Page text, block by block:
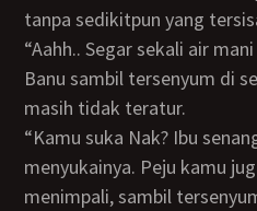
tanpa sedikitpun yang
“Aahh.. Segar sekali air mani Ibu.. Enak Bu…” kata
Banu sambil tersenyum di
masih tidak teratur.
“Kamu suka Nak? Ibu senang kalau kamu
menyukainya. Peju kamu
menimpali, sambil